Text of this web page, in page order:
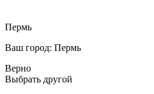
Пермь
Ваш город: Пермь
Верно
Выбрать другой